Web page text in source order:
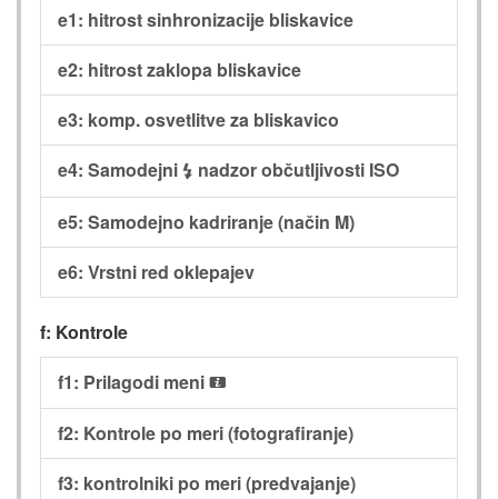
e1: hitrost sinhronizacije bliskavice
e2: hitrost zaklopa bliskavice
e3: komp. osvetlitve za bliskavico
e4: Samodejni c nadzor občutljivosti ISO
e5: Samodejno kadriranje (način M)
e6: Vrstni red oklepajev
f: Kontrole
f1: Prilagodi meni i
f2: Kontrole po meri (fotografiranje)
f3: kontrolniki po meri (predvajanje)